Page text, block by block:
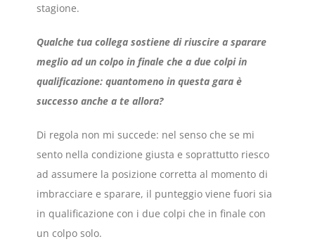
stagione.
Qualche tua collega sostiene di riuscire a sparare
meglio ad un colpo in finale che a due colpi in
qualificazione: quantomeno in questa gara è
successo anche a te allora?
Di regola non mi succede: nel senso che se mi
sento nella condizione giusta e soprattutto riesco
ad assumere la posizione corretta al momento di
imbracciare e sparare, il punteggio viene fuori sia
in qualificazione con i due colpi che in finale con
un colpo solo.